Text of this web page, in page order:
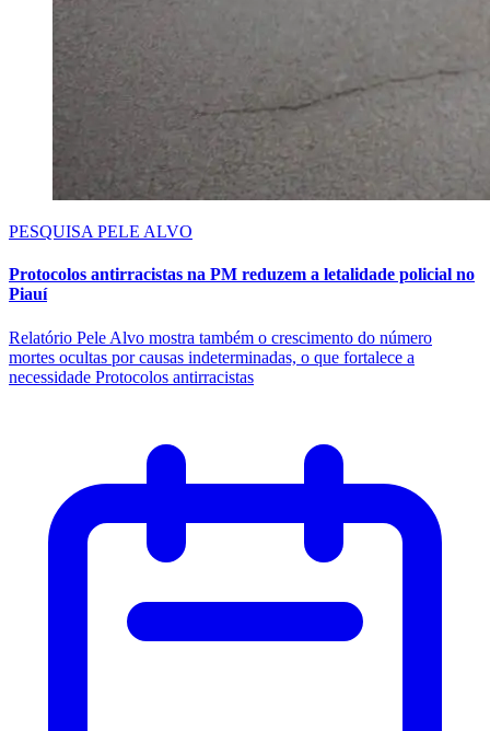
PESQUISA PELE ALVO
Protocolos antirracistas na PM reduzem a letalidade policial no
Piauí
Relatório Pele Alvo mostra também o crescimento do número
mortes ocultas por causas indeterminadas, o que fortalece a
necessidade Protocolos antirracistas